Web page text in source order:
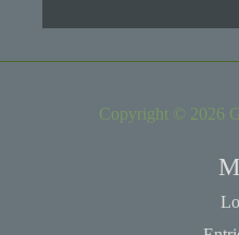
Copyright © 2026